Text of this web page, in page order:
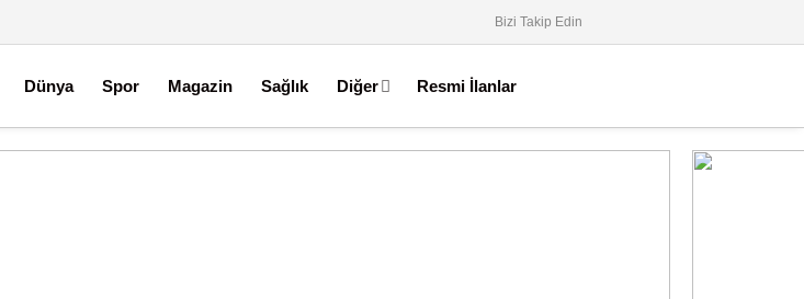
Bizi Takip Edin
Dünya Spor Magazin Sağlık Diğer Resmi İlanlar